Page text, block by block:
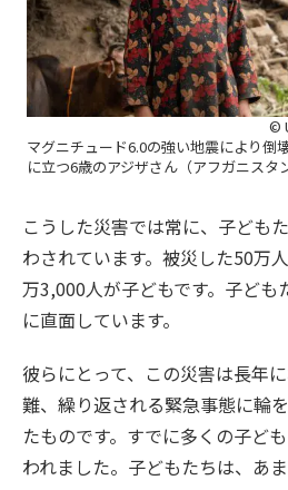
©
マグニチュード6.0の強い地震により倒
に立つ6歳のアジザさん（アフガニスタ
こうした災害では常に、子ども
わされています。被災した50万
万3,000人が子どもです。子ども
に直面しています。
彼らにとって、この災害は長年
難、繰り返される緊急事態に輪
たものです。すでに多くの子ど
われました。子どもたちは、あ